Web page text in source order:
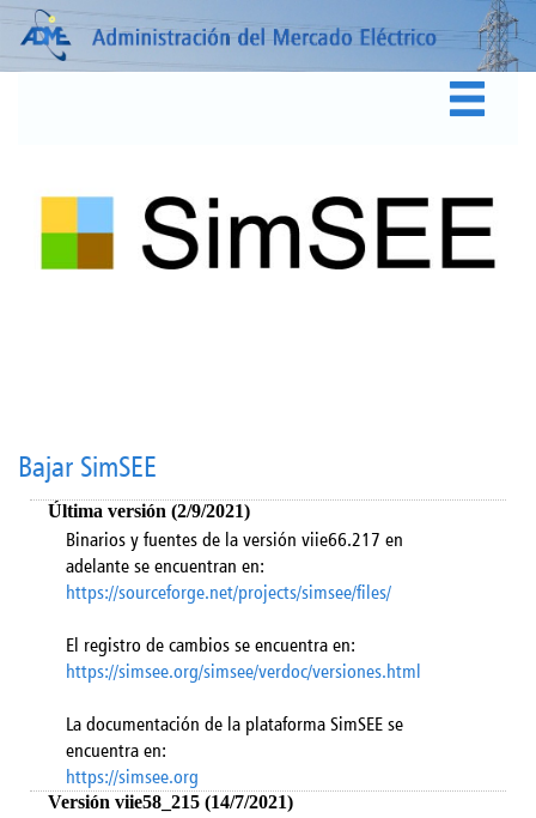
Bajar SimSEE
Última versión (2/9/2021)
Binarios y fuentes de la versión viie66.217 en
adelante se encuentran en:
https://sourceforge.net/projects/simsee/files/
El registro de cambios se encuentra en:
https://simsee.org/simsee/verdoc/versiones.html
La documentación de la plataforma SimSEE se
encuentra en:
https://simsee.org
Versión viie58_215 (14/7/2021)